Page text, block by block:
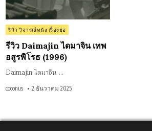
Posted
in
รีวิว วิจารณ์หนัง เรื่องย่อ
รีวิว Daimajin ไดมาจิน เทพ
อสูรพิโรธ (1996)
Daimajin ไดมาจิน …
coconus 2 ธันวาคม 2025